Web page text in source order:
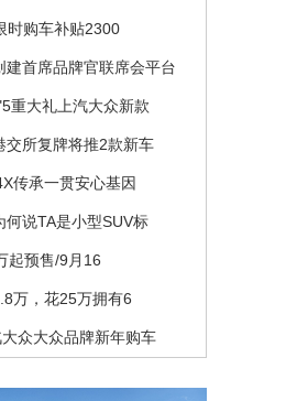
时购车补贴2300
建首席品牌官联席会平台
重大礼上汽大众新款
交所复牌将推2款新车
传承一贯安心基因
何说TA是小型SUV标
起预售/9月16
万，花25万拥有6
大众大众品牌新年购车